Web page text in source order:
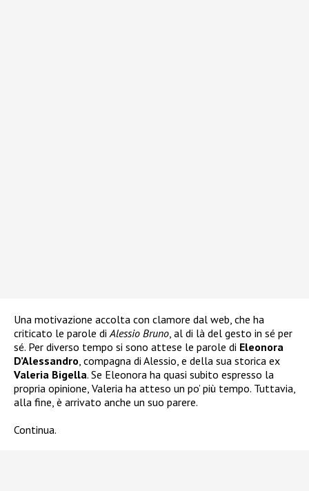
Una motivazione accolta con clamore dal web, che ha
criticato le parole diAlessio Bruno, al di là del gesto in sé per
sé. Per diverso tempo si sono attese le parole di Eleonora
D’Alessandro, compagna di Alessio, e della sua storica ex
Valeria Bigella. Se Eleonora ha quasi subito espresso la
propria opinione, Valeria ha atteso un po’ più tempo. Tuttavia,
alla fine, è arrivato anche un suo parere.
Continua.